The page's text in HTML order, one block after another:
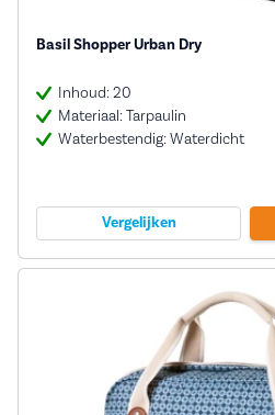
Basil Shopper Urban Dry
Inhoud: 20
Materiaal: Tarpaulin
Waterbestendig: Waterdicht
Vergelijken